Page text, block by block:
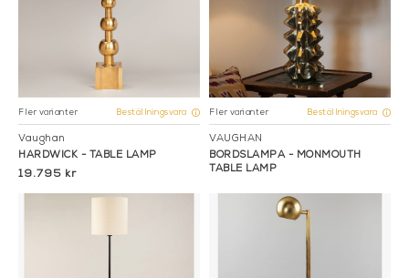
Fler varianter Beställningsvara
Vaughan
HARDWICK - TABLE LAMP
19.795 kr
Fler varianter Beställningsvara
VAUGHAN
BORDSLAMPA - MONMOUTH
TABLE LAMP